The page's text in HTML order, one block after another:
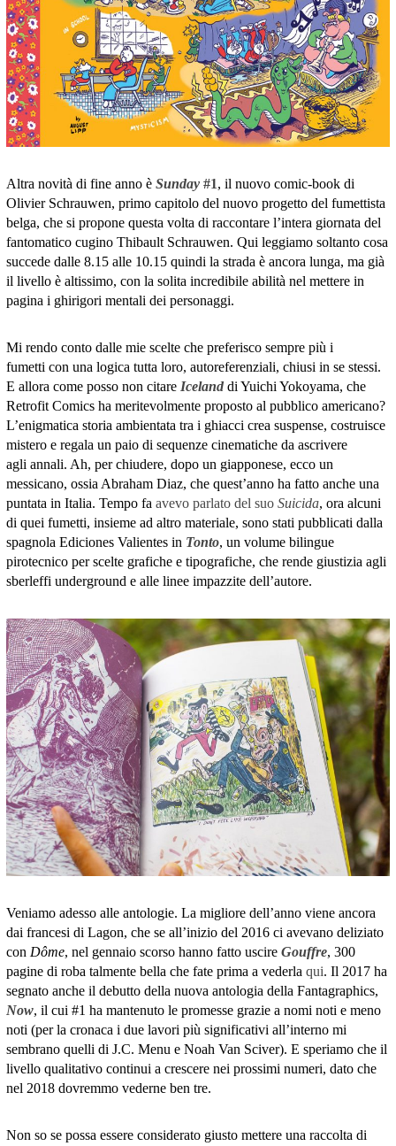
Altra novità di fine anno è Sunday#1, il nuovo comic-book di
Olivier Schrauwen, primo capitolo del nuovo progetto del fumettista
belga, che si propone questa volta di raccontare l’intera giornata del
fantomatico cugino Thibault Schrauwen. Qui leggiamo soltanto cosa
succede dalle 8.15 alle 10.15 quindi la strada è ancora lunga, ma già
il livello è altissimo, con la solita incredibile abilità nel mettere in
pagina i ghirigori mentali dei personaggi.
Mi rendo conto dalle mie scelte che preferisco sempre più i
fumetti con una logica tutta loro, autoreferenziali, chiusi in se stessi.
E allora come posso non citare Icelanddi Yuichi Yokoyama, che
Retrofit Comics ha meritevolmente proposto al pubblico americano?
L’enigmatica storia ambientata tra i ghiacci crea suspense, costruisce
mistero e regala un paio di sequenze cinematiche da ascrivere
agli annali. Ah, per chiudere, dopo un giapponese, ecco un
messicano, ossia Abraham Diaz, che quest’anno ha fatto anche una
puntata in Italia. Tempo fa avevo parlato del suo Suicida, ora alcuni
di quei fumetti, insieme ad altro materiale, sono stati pubblicati dalla
spagnola Ediciones Valientes in Tonto, un volume bilingue
pirotecnico per scelte grafiche e tipografiche, che rende giustizia agli
sberleffi underground e alle linee impazzite dell’autore.
Veniamo adesso alle antologie. La migliore dell’anno viene ancora
dai francesi di Lagon, che se all’inizio del 2016 ci avevano deliziato
con Dôme, nel gennaio scorso hanno fatto uscire Gouffre, 300
pagine di roba talmente bella che fate prima a vederla qui. Il 2017 ha
segnato anche il debutto della nuova antologia della Fantagraphics,
Now, il cui #1 ha mantenuto le promesse grazie a nomi noti e meno
noti (per la cronaca i due lavori più significativi all’interno mi
sembrano quelli di J.C. Menu e Noah Van Sciver). E speriamo che il
livello qualitativo continui a crescere nei prossimi numeri, dato che
nel 2018 dovremmo vederne ben tre.
Non so se possa essere considerato giusto mettere una raccolta di